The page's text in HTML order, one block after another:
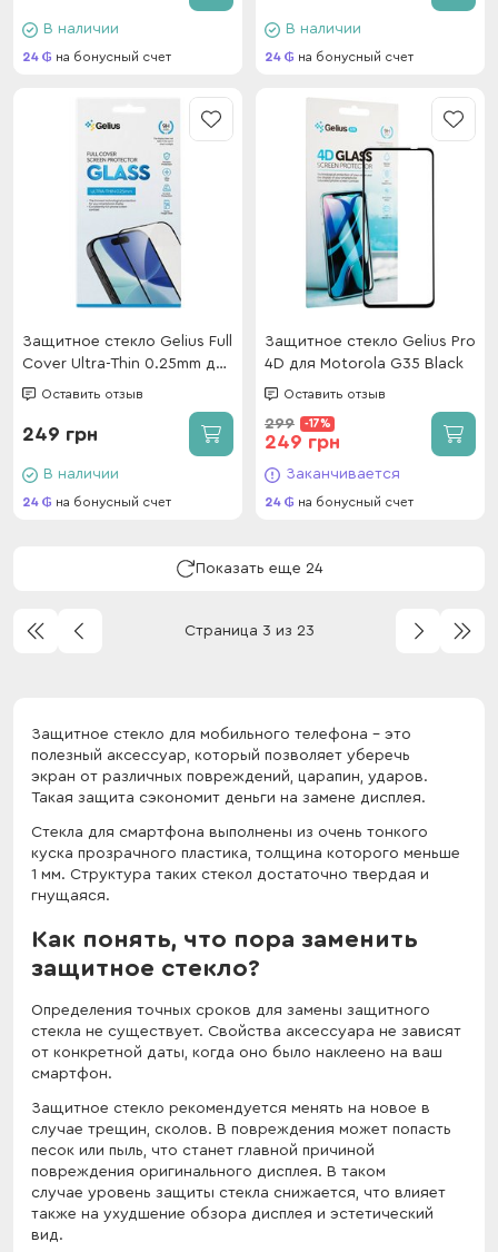
В наличии
24 на бонусный счет
В наличии
24 на бонусный счет
Защитное стекло Gelius Full
Cover Ultra-Thin 0.25mm для
Xiaomi Redmi A7 4G Black
Оставить отзыв
249 грн
В наличии
24 на бонусный счет
Защитное стекло Gelius Pro
4D для Motorola G35 Black
Оставить отзыв
299 -17%
249 грн
Заканчивается
24 на бонусный счет
Показать еще 24
Страница 3 из 23
Защитное стекло для мобильного телефона – это
полезный аксессуар, который позволяет уберечь
экран от различных повреждений, царапин, ударов.
Такая защита сэкономит деньги на замене дисплея.
Стекла для смартфона выполнены из очень тонкого
куска прозрачного пластика, толщина которого меньше
1 мм. Структура таких стекол достаточно твердая и
гнущаяся.
Как понять, что пора заменить
защитное стекло?
Определения точных сроков для замены защитного
стекла не существует. Свойства аксессуара не зависят
от конкретной даты, когда оно было наклеено на ваш
смартфон.
Защитное стекло рекомендуется менять на новое в
случае трещин, сколов. В повреждения может попасть
песок или пыль, что станет главной причиной
повреждения оригинального дисплея. В таком
случае уровень защиты стекла снижается, что влияет
также на ухудшение обзора дисплея и эстетический
вид.